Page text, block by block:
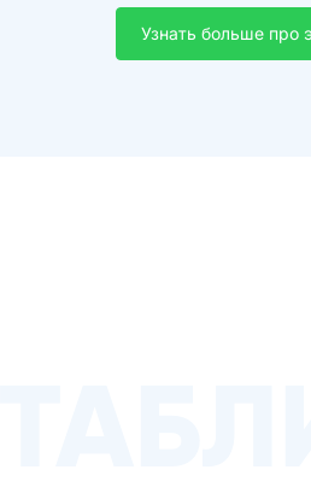
Узнать больше про